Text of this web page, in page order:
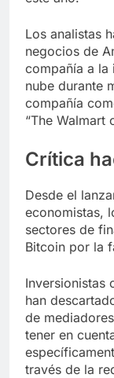
Los analistas
negocios de
compañía a la
nube durante
compañía
“The Walmart
Crítica
Desde el
economistas,
sectores de
Bitcoin por la
Inversionistas
han
de
tener en
través de la